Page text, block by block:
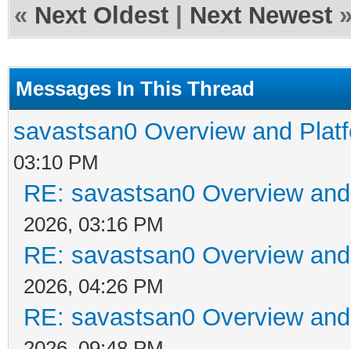
« Next Oldest Next Newest
Messages In This Thread
savastsan0 Overview and
03:10 PM
RE: savastsan0 Overview
2026, 03:16 PM
RE: savastsan0 Overview
2026, 04:26 PM
RE: savastsan0 Overview